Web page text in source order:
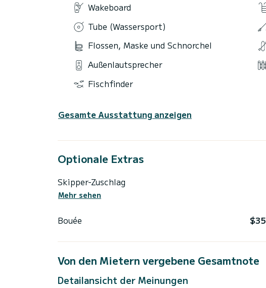
Wakeboard
Tube (Wassersport)
Flossen, Maske und Schnorchel
Außenlautsprecher
Fischfinder
Gesamte Ausstattung anzeigen
Optionale Extras
Skipper-Zuschlag
Mehr sehen
Bouée $35
Von den Mietern vergebene Gesamtnote
Detailansicht der Meinungen